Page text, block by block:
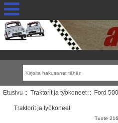
Etusivu :: Traktorit ja työkoneet:: Ford
Traktorit ja työkoneet
Tuote